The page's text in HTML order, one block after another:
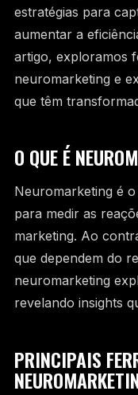
INSTAGRAMLINKEDIN
estratégias para
aumentar a
artigo, exploramos
neuromarketing e
que têm
O QUE É
Neuromarketing é
para medir as
marketing. Ao
que dependem do
neuromarketing
revelando insights
PRINCIPAIS